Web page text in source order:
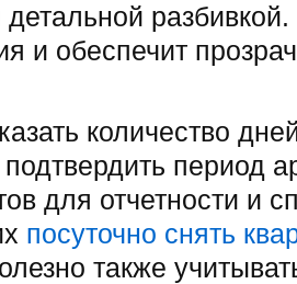
и обеспечит
количество
подтвердить период
для отчетности и
посуточно снять
также